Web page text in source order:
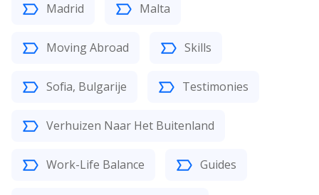
Madrid Malta
Moving Abroad Skills
Sofia, Bulgarije Testimonies
Verhuizen Naar Het Buitenland
Work-Life Balance Guides